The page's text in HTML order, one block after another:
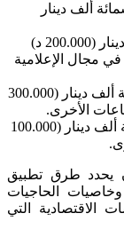
د) إلى خمسمائة ألف دينار
من مائة ألف (100.000 د) إلى مائتي ألف دينار (200.000 د)
مجال الإعلامية
من مائة ألف دينار (100.000 د) إلى ثلاثمائة ألف دينار (300.000
الأخرى.
من خمسين ألف دينار (50.000 د) إلى مائة ألف دينار (100.000
.
طرق تطبيق
الحاجيات
الاقتصادية التي